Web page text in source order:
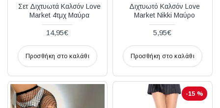
επιλογές
Σετ Διχτυωτά Καλσόν Love
Market 4τμχ Μαύρα
14,95€
Προσθήκη στο καλάθι
Διχτυωτό Καλσόν Love
Market Nikki Μαύρο
5,95€
Προσθήκη στο καλάθι
-15 %